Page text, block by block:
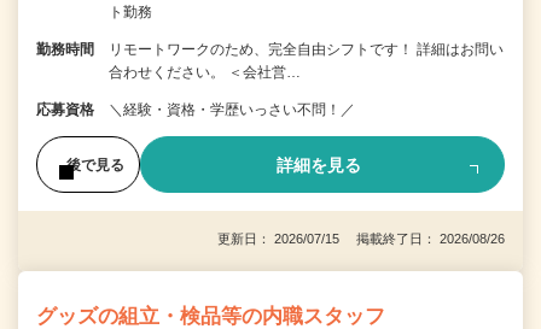
ト勤務
勤務時間
リモートワークのため、完全自由シフトです！ 詳細はお問い
合わせください。 ＜会社営…
応募資格 ＼経験・資格・学歴いっさい不問！／
後で見る 詳細を見る
更新日： 2026/07/15 掲載終了日： 2026/08/26
グッズの組立・検品等の内職スタッフ